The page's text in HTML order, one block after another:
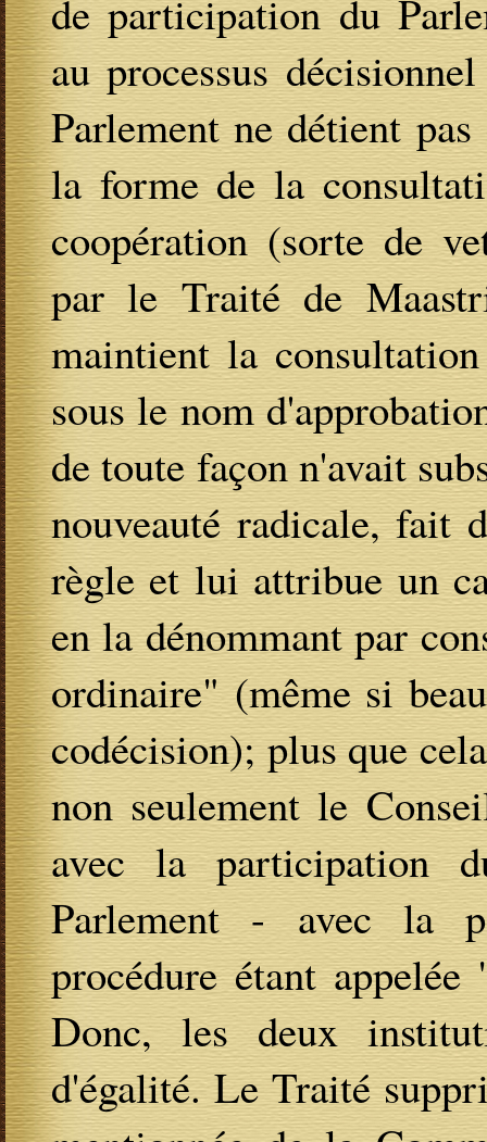
de participation du
au processus
Parlement ne détient
la forme de la
coopération (sorte de
par le Traité de
maintient la
sous le nom
de toute façon n'avait
nouveauté radicale, fait
règle et lui attribue un
en la dénommant par
ordinaire" (même si
codécision); plus que
non seulement le
avec la participation
Parlement - avec la
procédure étant
Donc, les deux
d'égalité. Le Traité